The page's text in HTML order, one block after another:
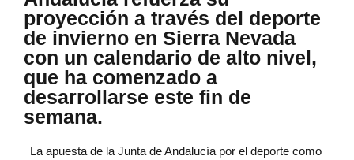
proyección a través del deporte
de invierno en Sierra Nevada
con un calendario de alto nivel,
que ha comenzado a
desarrollarse este fin de
semana.
La apuesta de la Junta de Andalucía por el deporte como